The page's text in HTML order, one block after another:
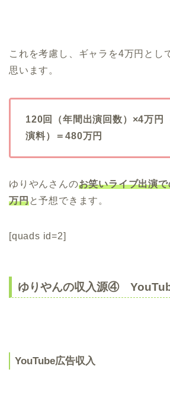
これを考慮し、ギャラを4万円とし
思います。
120回（年間出演回数）×4万円
演料）＝480万円
ゆりやんさんのお笑いライブ出演
万円と予想できます。
[quads id=2]
ゆりやんの収入源④
YouTube広告収入